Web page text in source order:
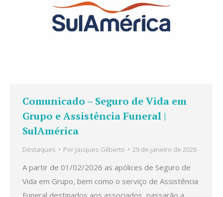
Comunicado – Seguro de Vida em
Grupo e Assistência Funeral |
SulAmérica
Destaques Por Jacques Gilberto 29 de janeiro de 2026
A partir de 01/02/2026 as apólices de Seguro de
Vida em Grupo, bem como o serviço de Assistência
Funeral destinados aos associados, passarão a